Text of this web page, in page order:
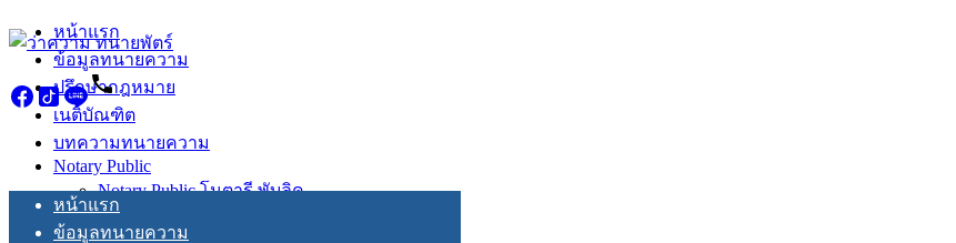
Skip
to
content
หน้าแรก
ข้อมูลทนายความ
หน้าแรก
ข้อมูลทนายความ
ปรึกษากฎหมาย
เนติบัณฑิต
บทความทนายความ
Notary Public
Notary Public โนตารี พับลิค
ทนายความผู้ทำคำรับรองลายมือชื่อและเอกสาร